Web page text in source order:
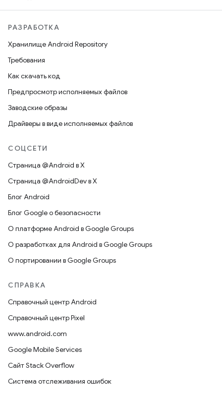
РАЗРАБОТКА
Хранилище Android Repository
Требования
Как скачать код
Предпросмотр исполняемых файлов
Заводские образы
Драйверы в виде исполняемых файлов
СОЦСЕТИ
Страница @Android в X
Страница @AndroidDev в X
Блог Android
Блог Google о безопасности
О платформе Android в Google Groups
О разработках для Android в Google Groups
О портировании в Google Groups
СПРАВКА
Справочный центр Android
Справочный центр Pixel
www.android.com
Google Mobile Services
Сайт Stack Overflow
Система отслеживания ошибок